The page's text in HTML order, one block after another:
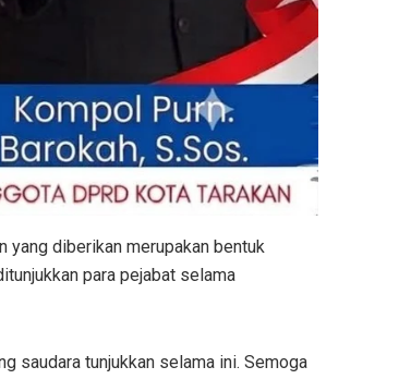
yang diberikan merupakan bentuk
para pejabat selama
saudara tunjukkan selama ini. Semoga